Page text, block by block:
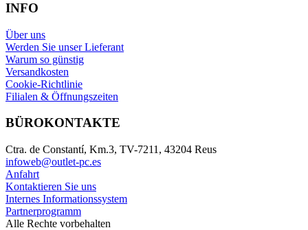
INFO
Über uns
Werden Sie unser Lieferant
Warum so günstig
Versandkosten
Cookie-Richtlinie
Filialen & Öffnungszeiten
BÜROKONTAKTE
Ctra. de Constantí, Km.3, TV-7211, 43204 Reus
infoweb@outlet-pc.es
Anfahrt
Kontaktieren Sie uns
Internes Informationssystem
Partnerprogramm
Alle Rechte vorbehalten